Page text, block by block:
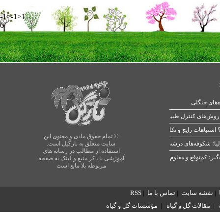
-1>-1>1
0
© تمام حقوق مادی و معنوی این
سایت متعلق به نارگیل است.
استفاده از مطالب در رسانه های
آموزشی با ذکر منبع و لینک به صفحه
مربوطه بلا مانع است
جنگلی
رایج و نکات طلایی
شکوفه‌های درشت در بهار
| نقشه سایت | تماس با ما |
RSS
| مقالات گل و گیاه | مؤسسات گل و گیاه